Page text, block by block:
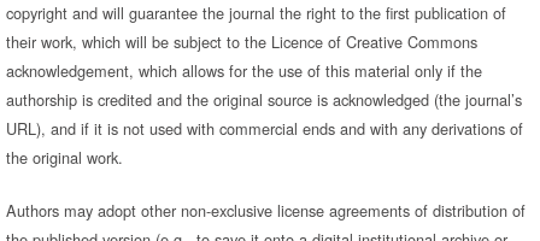
copyright and will guarantee the journal the right to the first publication of
their work, which will be subject to the Licence of Creative Commons
acknowledgement, which allows for the use of this material only if the
authorship is credited and the original source is acknowledged (the journal’s
URL), and if it is not used with commercial ends and with any derivations of
the original work.
Authors may adopt other non-exclusive license agreements of distribution of